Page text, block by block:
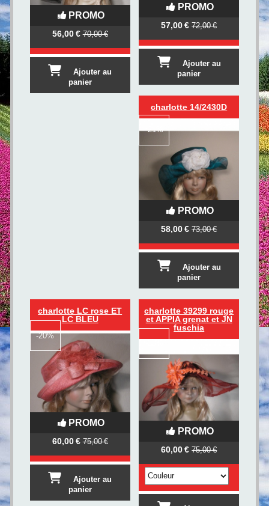
PROMO
56,00€ 70,00€
Ajouter au
panier
PROMO
57,00€ 72,00€
Ajouter au
panier
charlotte 14/2430D
PROMO
-21%
58,00€ 73,00€
Ajouter au
panier
charlotte LC rose ET
LC BLEU
PROMO
-20%
60,00€ 75,00€
Ajouter au
panier
charlotte 39299 rouge
et APPIA grenat et JN
fuschia
PROMO
60,00€ 75,00€